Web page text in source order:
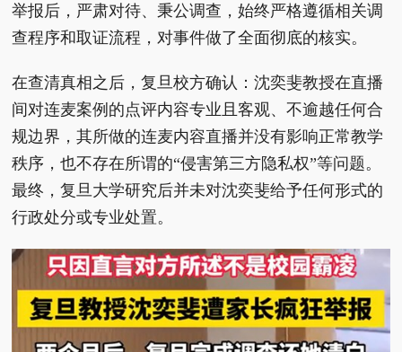
举报后，严肃对待、秉公调查，始终严格遵循相关调
查程序和取证流程，对事件做了全面彻底的核实。
在查清真相之后，复旦校方确认：沈奕斐教授在直播
间对连麦案例的点评内容专业且客观、不逾越任何合
规边界，其所做的连麦内容直播并没有影响正常教学
秩序，也不存在所谓的“侵害第三方隐私权”等问题。
最终，复旦大学研究后并未对沈奕斐给予任何形式的
行政处分或专业处置。